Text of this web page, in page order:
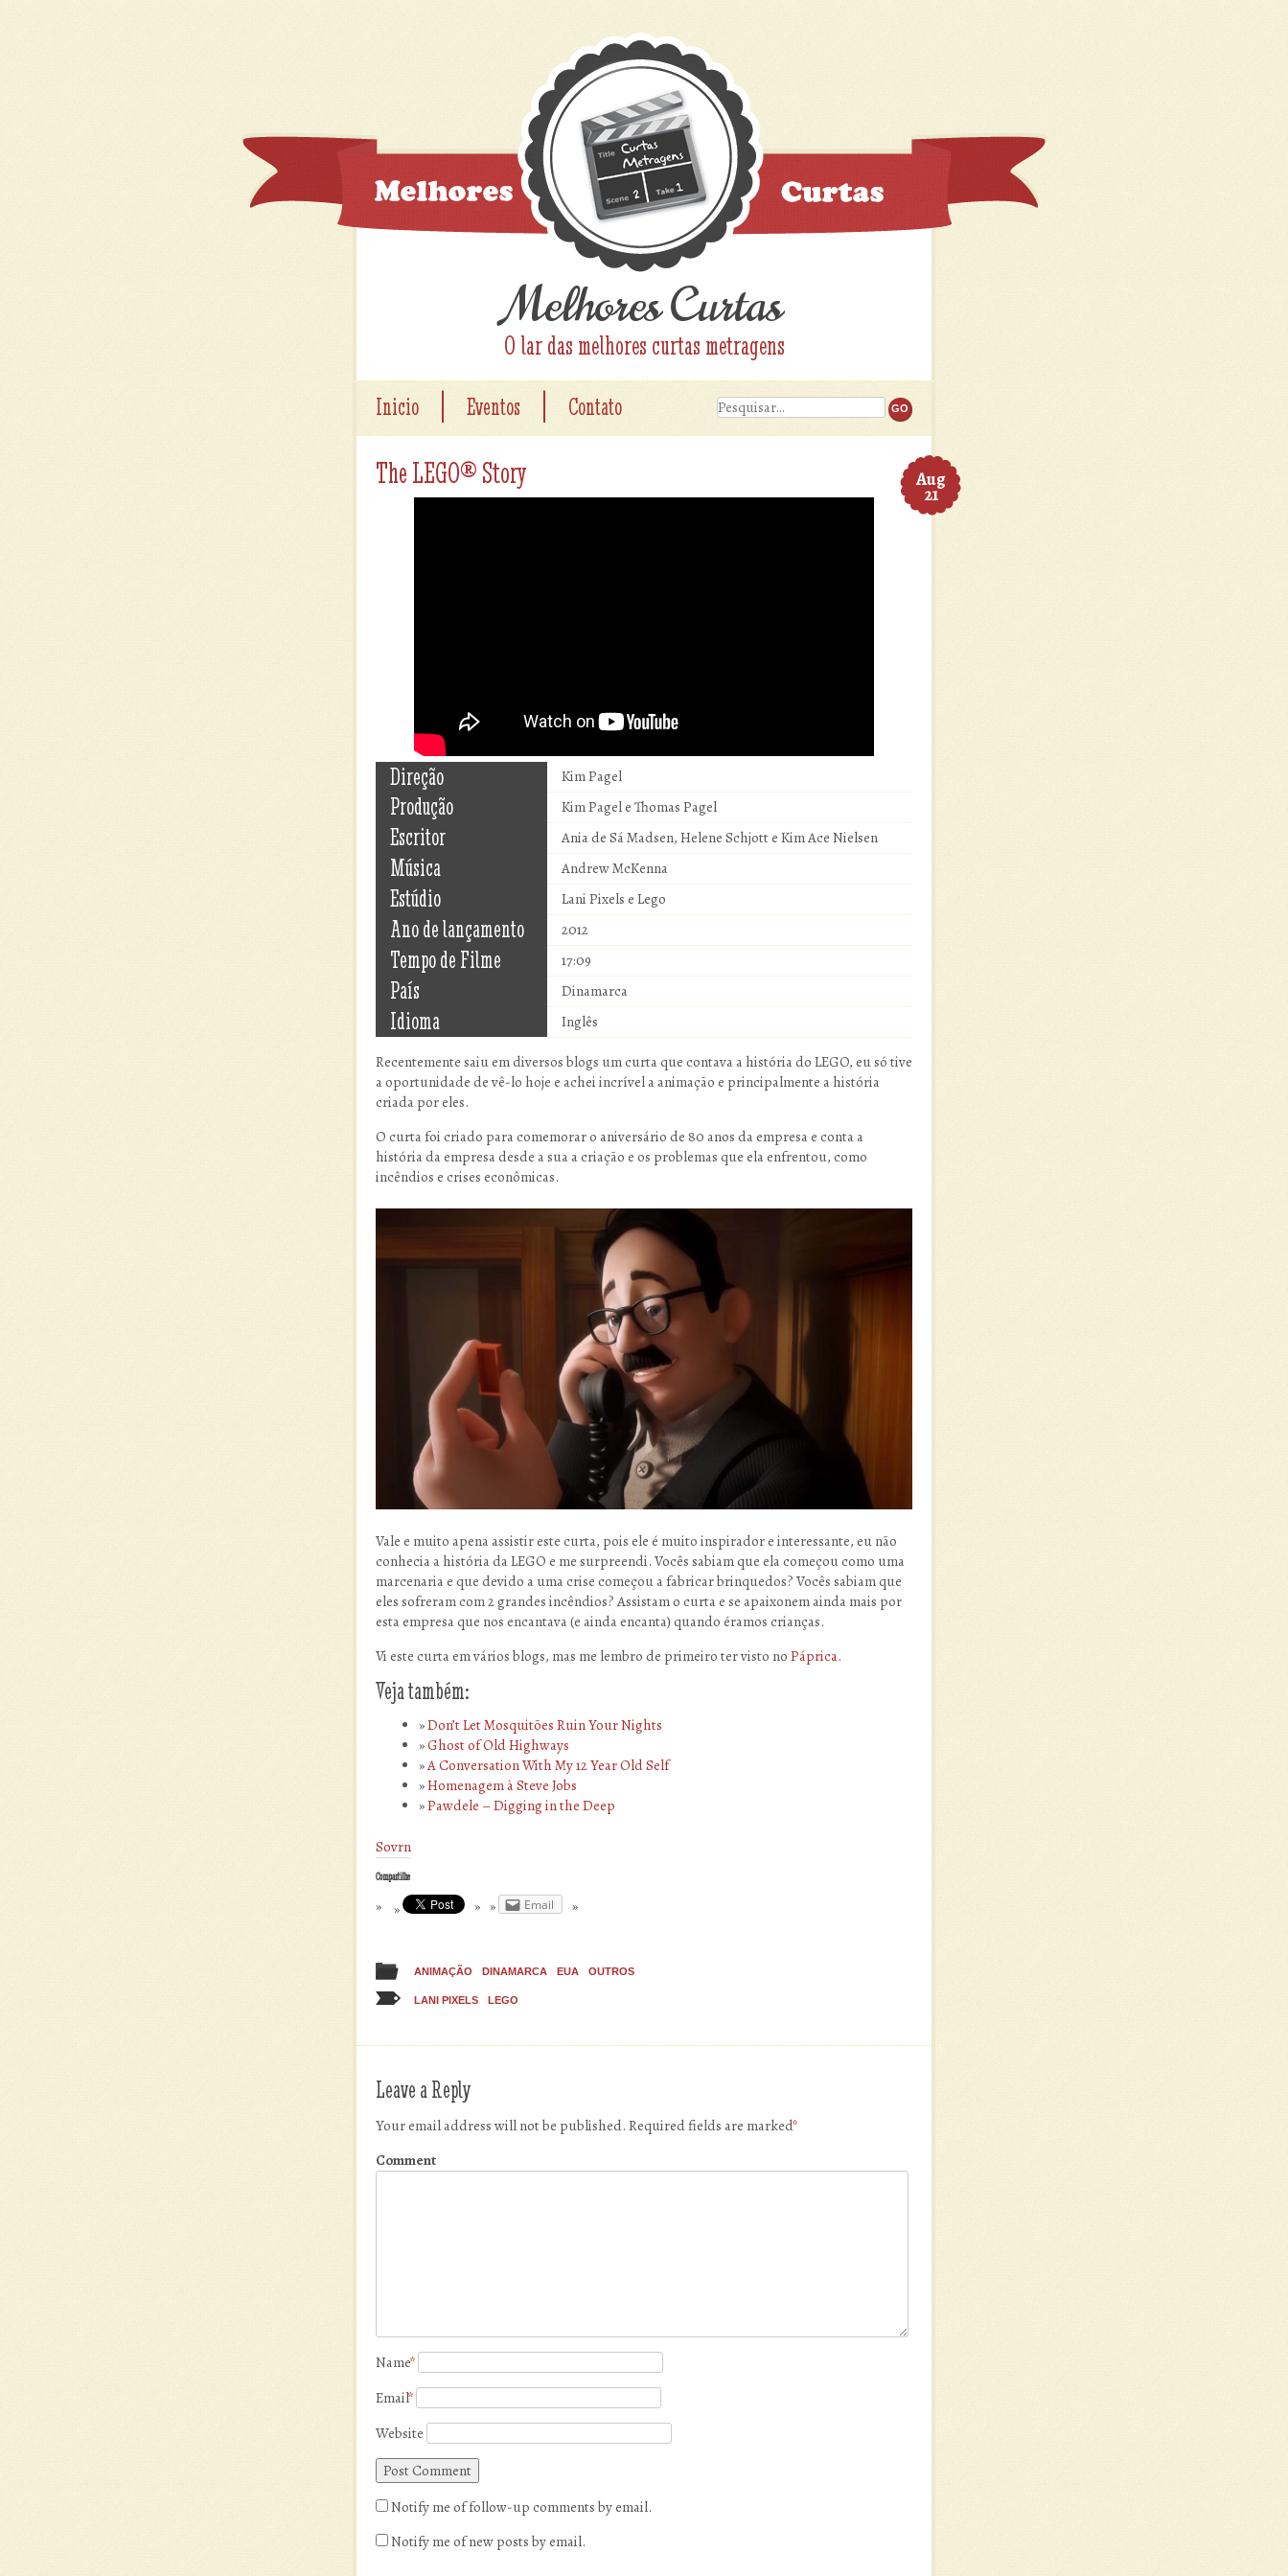
Melhores Curtas
O lar das melhores curtas metragens
Inicio Eventos Contato
Aug
21
The LEGO® Story
Direção Kim Pagel
Produção Kim Pagel e Thomas Pagel
Escritor Ania de Sá Madsen, Helene Schjott e Kim Ace Nielsen
Música Andrew McKenna
Estúdio Lani Pixels e Lego
Ano de lançamento 2012
Tempo de Filme 17:09
País Dinamarca
Idioma Inglês
Recentemente saiu em diversos blogs um curta que contava a história do LEGO, eu só tive
a oportunidade de vê-lo hoje e achei incrível a animação e principalmente a história
criada por eles.
O curta foi criado para comemorar o aniversário de 80 anos da empresa e conta a
história da empresa desde a sua a criação e os problemas que ela enfrentou, como
incêndios e crises econômicas.
Vale e muito apena assistir este curta, pois ele é muito inspirador e interessante, eu não
conhecia a história da LEGO e me surpreendi. Vocês sabiam que ela começou como uma
marcenaria e que devido a uma crise começou a fabricar brinquedos? Vocês sabiam que
eles sofreram com 2 grandes incêndios? Assistam o curta e se apaixonem ainda mais por
esta empresa que nos encantava (e ainda encanta) quando éramos crianças.
Vi este curta em vários blogs, mas me lembro de primeiro ter visto no Páprica.
Veja também:
Don’t Let Mosquitões Ruin Your Nights
Ghost of Old Highways
A Conversation With My 12 Year Old Self
Homenagem à Steve Jobs
Pawdele – Digging in the Deep
Sovrn
Compartilhe
Email
ANIMAÇÃO DINAMARCA EUA OUTROS
LANI PIXELS LEGO
Leave a Reply
Your email address will not be published. Required fields are marked*
Comment
Name*
Email*
Website
Notify me of follow-up comments by email.
Notify me of new posts by email.